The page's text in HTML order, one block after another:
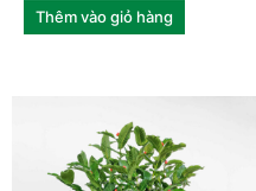
Thêm vào giỏ hàng